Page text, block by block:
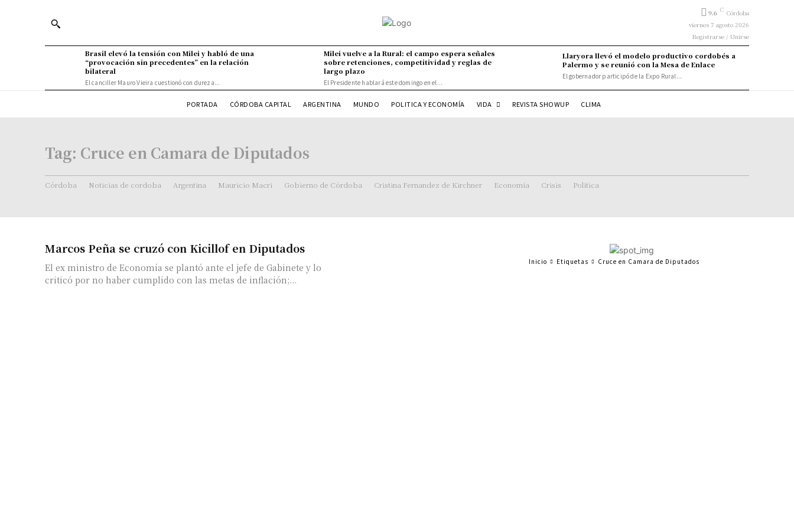
9.6 C Córdoba
viernes 7 agosto 2026
Registrarse / Unirse
Brasil elevó la tensión con Milei y habló de una
“provocación sin precedentes” en la relación
bilateral
El canciller Mauro Vieira cuestionó con dureza...
Milei vuelve a la Rural: el campo espera señales
sobre retenciones, competitividad y reglas de
largo plazo
El Presidente hablará este domingo en el...
Llaryora llevó el modelo productivo cordobés a
Palermo y se reunió con la Mesa de Enlace
El gobernador participó de la Expo Rural...
PORTADA CÓRDOBA CAPITAL ARGENTINA MUNDO POLITICA Y ECONOMÍA VIDA REVISTA SHOWUP CLIMA
Tag: Cruce en Camara de Diputados
Córdoba Noticias de cordoba Argentina Mauricio Macri Gobierno de Córdoba Cristina Fernandez de Kirchner Economía Crisis Politica
Marcos Peña se cruzó con Kicillof en Diputados
El ex ministro de Economía se plantó ante el jefe de Gabinete y lo
criticó por no haber cumplido con las metas de inflación;...
Inicio Etiquetas Cruce en Camara de Diputados